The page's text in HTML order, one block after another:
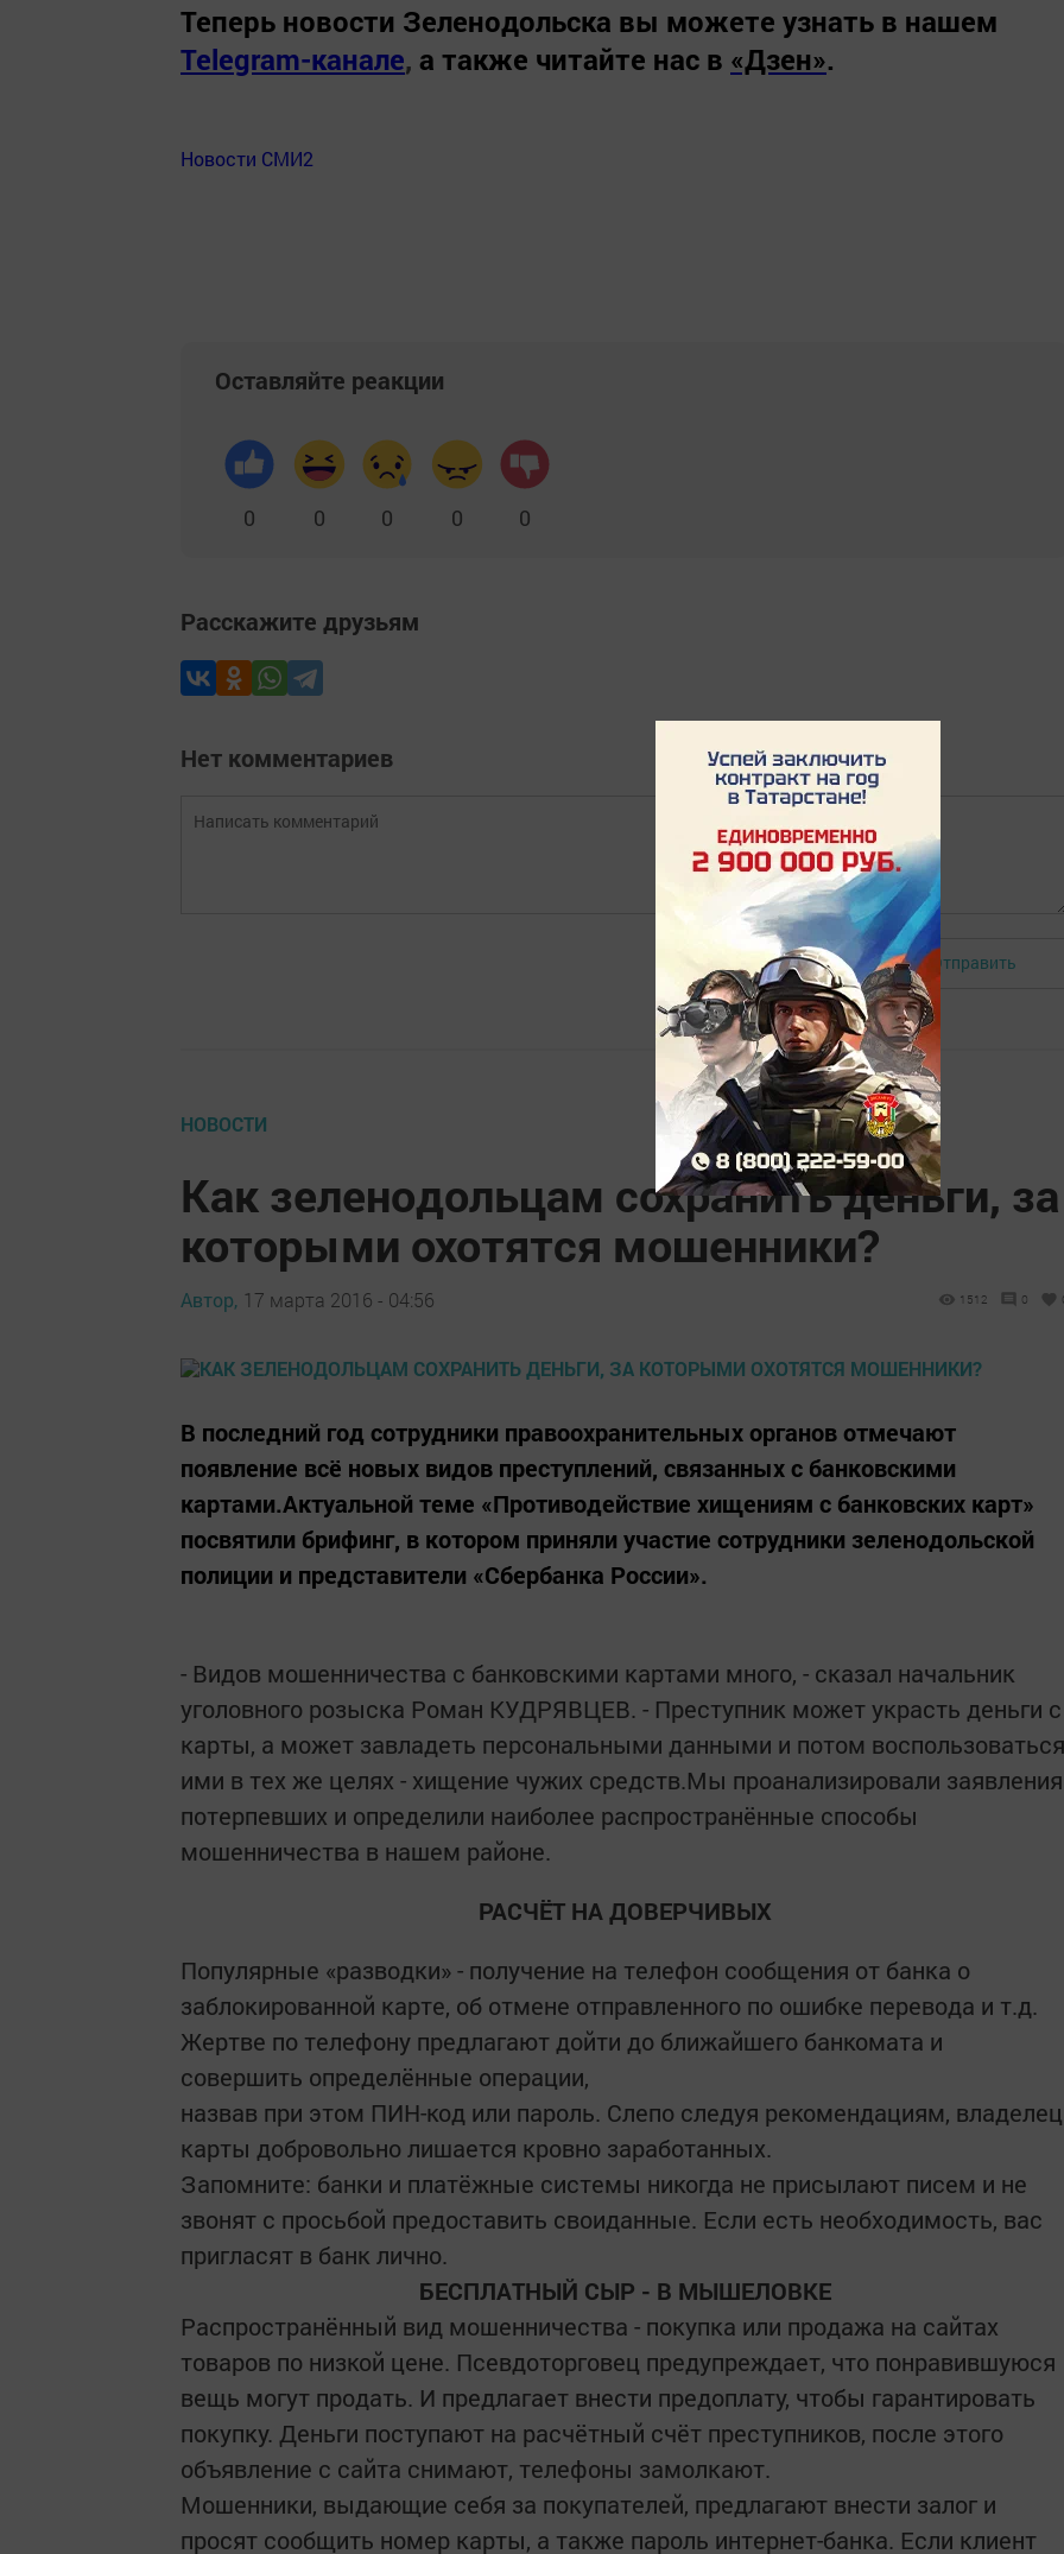
Теперь новости Зеленодольска вы можете узнать в нашем
Telegram-канале, а также читайте нас в «Дзен».
Новости СМИ2
Оставляйте реакции
0 0 0 0 0
Расскажите друзьям
Нет комментариев
Авторизоваться Отправить
НОВОСТИ
Как зеленодольцам сохранить деньги, за
которыми охотятся мошенники?
Автор, 17 марта 2016 - 04:56 1512 0
В последний год сотрудники правоохранительных органов отмечают
появление всё новых видов преступлений, связанных с банковскими
картами.Актуальной теме «Противодействие хищениям с банковских карт»
посвятили брифинг, в котором приняли участие сотрудники зеленодольской
полиции и представители «Сбербанка России».
- Видов мошенничества с банковскими картами много, - сказал начальник
уголовного розыска Роман КУДРЯВЦЕВ. - Преступник может украсть деньги с
карты, а может завладеть персональными данными и потом воспользоваться
ими в тех же целях - хищение чужих средств.Мы проанализировали заявления
потерпевших и определили наиболее распространённые способы
мошенничества в нашем районе.
РАСЧЁТ НА ДОВЕРЧИВЫХ
Популярные «разводки» - получение на телефон сообщения от банка о
заблокированной карте, об отмене отправленного по ошибке перевода и т.д.
Жертве по телефону предлагают дойти до ближайшего банкомата и
совершить определённые операции,
назвав при этом ПИН-код или пароль. Слепо следуя рекомендациям, владелец
карты добровольно лишается кровно заработанных.
Запомните: банки и платёжные системы никогда не присылают писем и не
звонят с просьбой предоставить своиданные. Если есть необходимость, вас
пригласят в банк лично.
БЕСПЛАТНЫЙ СЫР - В МЫШЕЛОВКЕ
Распространённый вид мошенничества - покупка или продажа на сайтах
товаров по низкой цене. Псевдоторговец предупреждает, что понравившуюся
вещь могут продать. И предлагает внести предоплату, чтобы гарантировать
покупку. Деньги поступают на расчётный счёт преступников, после этого
объявление с сайта снимают, телефоны замолкают.
Мошенники, выдающие себя за покупателей, предлагают внести залог и
просят сообщить номер карты, а также пароль интернет-банка. Если клиент